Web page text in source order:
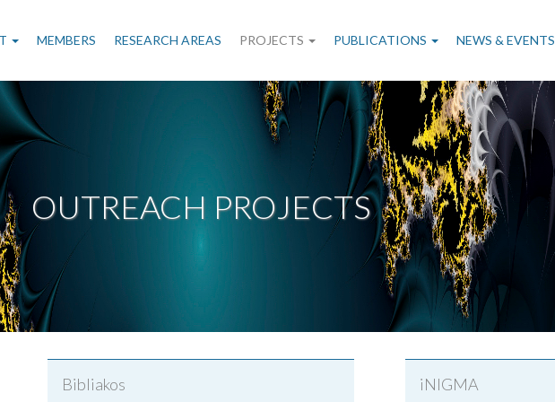
MEMBERS RESEARCH AREAS PROJECTS PUBLICATIONS NEWS & EVENTS
OUTREACH PROJECTS
Bibliakos iNIGMA